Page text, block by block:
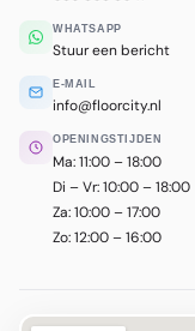
WHATSAPP
Stuur een bericht
E-MAIL
info@floorcity.nl
OPENINGSTIJDEN
Ma: 11:00 – 18:00
Di – Vr: 10:00 – 18:00
Za: 10:00 – 17:00
Zo: 12:00 – 16:00